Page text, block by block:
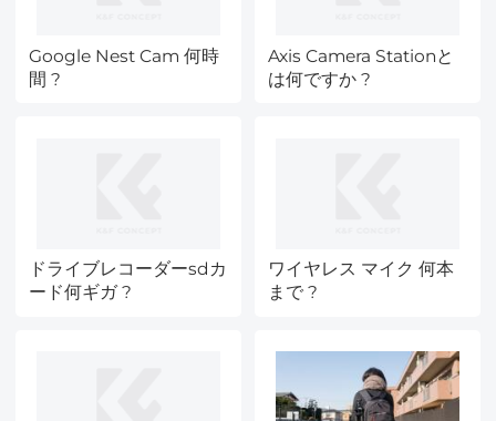
Google Nest Cam 何時
間 ?
Axis Camera Stationと
は何ですか ?
ドライブレコーダーsdカ
ード何ギガ ?
ワイヤレス マイク 何本
まで ?